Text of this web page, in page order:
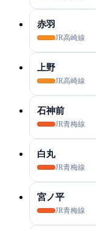
赤羽
JR高崎線
上野
JR高崎線
石神前
JR青梅線
白丸
JR青梅線
宮ノ平
JR青梅線